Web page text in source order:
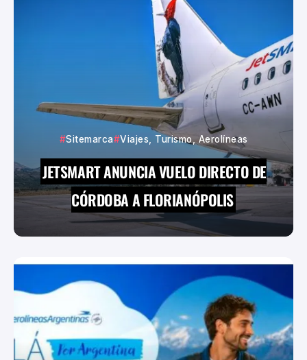
Sitemarca Viajes, Turismo, Aerolíneas
JETSMART ANUNCIA VUELO DIRECTO DE
CÓRDOBA A FLORIANÓPOLIS